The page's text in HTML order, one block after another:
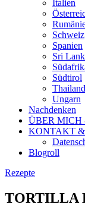
Italien
Schweiz
Spanien
Sri
Südtirol
Thailand
Ungarn
Nachdenken
ÜBER
KONTAKT
Blogroll
Rezepte
TORTILLA